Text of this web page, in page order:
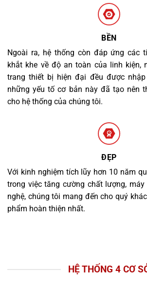
BỀN
Ngoài ra, hệ thống còn đáp ứng các
khắt khe về độ an toàn của linh kiện,
trang thiết bị hiện đại đều được
những yếu tố cơ bản này đã tạo nên
cho hệ thống của chúng tôi.
ĐẸP
Với kinh nghiệm tích lũy hơn 10 năm
trong việc tăng cường chất lượng,
nghệ, chúng tôi mang đến cho quý
phẩm hoàn thiện nhất.
HỆ THỐNG 4 CƠ